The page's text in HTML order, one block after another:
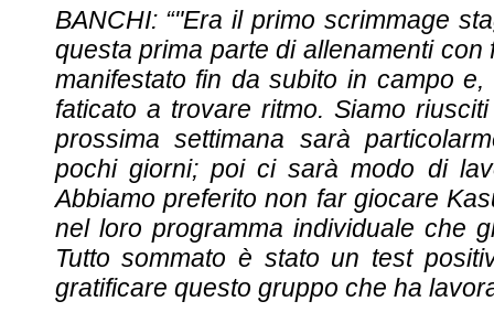
BANCHI: “"Era il primo scrimmage
questa prima parte di allenamenti
manifestato fin da subito in campo
faticato a trovare ritmo. Siamo
prossima settimana sarà
pochi giorni; poi ci sarà modo di
Abbiamo preferito non far giocare
nel loro programma individuale che
Tutto sommato è stato un test
gratificare questo gruppo che ha